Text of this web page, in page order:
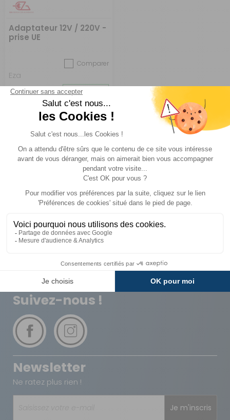
Adaptateur 12V / 220V -
prise UE
Comparer
Eza
Réf : 522356 EN STOCK
(2)
ACHETER 29,90 €
Expédié sous 72h Sécurisés
Carte de fidélité Plusieurs fois
Suivez-nous !
Newsletter
Ne ratez plus rien !
Je m'inscris